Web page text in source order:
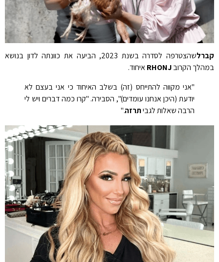
קברל
שהצטרפה לסדרה בשנת 2023, הביעה את כוונתה לדון בנושא
במהלך הקרובRHONJאיחוד.
"אני מקווה להתייחס (זה) בשלב האיחוד כי אני בעצם לא
יודעת (היכן אנחנו עומדים)", הסבירה. "קרו כמה דברים ויש לי
הרבה שאלות לגביתרזה."